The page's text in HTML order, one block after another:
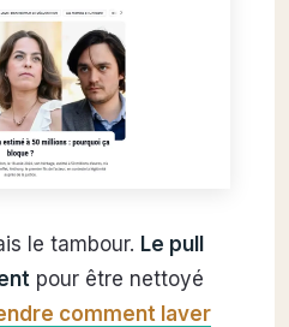
le tambour. Le pull
pour être nettoyé
comment laver